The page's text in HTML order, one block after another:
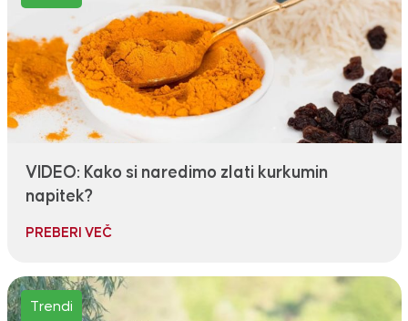
VIDEO: Kako si naredimo zlati kurkumin
napitek?
PREBERI VEČ
Trendi